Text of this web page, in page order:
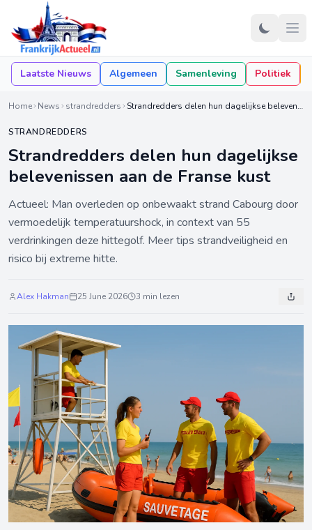
Laatste Nieuws Algemeen Samenleving Politiek
Home News strandredders Strandredders delen hun dagelijkse belevenissen aan de Franse kust
STRANDREDDERS
Strandredders delen hun dagelijkse
belevenissen aan de Franse kust
Actueel: Man overleden op onbewaakt strand Cabourg door
vermoedelijk temperatuurshock, in context van 55
verdrinkingen deze hittegolf. Meer tips strandveiligheid en
risico bij extreme hitte.
Alex Hakman 25 June 2026 3 min lezen